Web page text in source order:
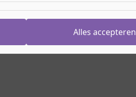
Alles accepteren